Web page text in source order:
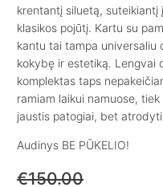
krentantį siluetą,
klasikos pojūtį. Kartu su
kantu tai tampa universaliu
kokybę ir estetiką. Lengvai
komplektas taps
ramiam laikui namuose,
jaustis patogiai, bet
Audinys BE PŪKELIO!
€150.00